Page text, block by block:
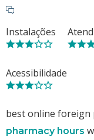
Instalações
Acessibilidade
best online foreign
pharmacy hours